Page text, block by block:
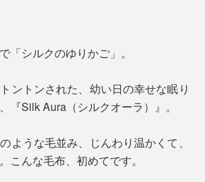
「シルクのゆりかご」。
ントンされた、幼い日の幸せな眠り
『Silk Aura（シルクオーラ）』。
ような毛並み、じんわり温かくて、
こんな毛布、初めてです。